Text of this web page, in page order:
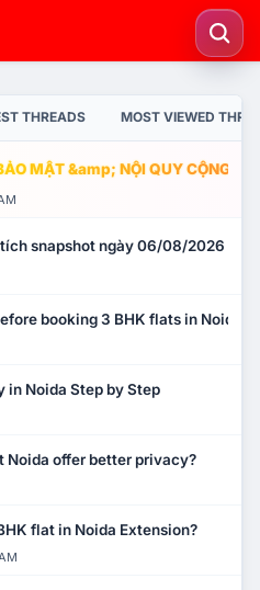
THREADS MOST VIEWED
MẬT &amp; NỘI QUY CỘNG
snapshot ngày 06/08/2026
booking 3 BHK flats in Noida?
in Noida Step by Step
Noida offer better privacy?
flat in Noida Extension?